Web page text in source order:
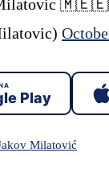
Play
Milatović